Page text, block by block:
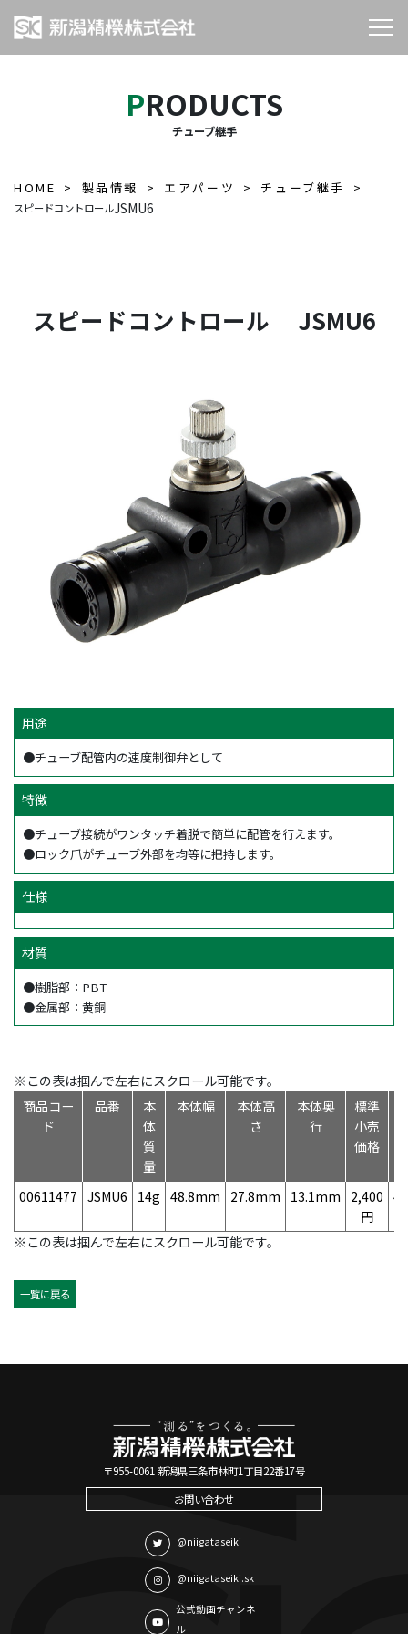
PRODUCTS
チューブ継手
HOME 製品情報 エアパーツ チューブ継手
スピードコントロールJSMU6
スピードコントロール JSMU6
用途
●チューブ配管内の速度制御弁として
特徴
●チューブ接続がワンタッチ着脱で簡単に配管を行えます。
●ロック爪がチューブ外部を均等に把持します。
仕様
材質
●樹脂部：PBT
●金属部：黄銅
※この表は掴んで左右にスクロール可能です。
商品コー
ド
品番
本
体
質
量
本体幅
本体高
さ
本体奥
行
標準
小売
価格
00611477 JSMU6 14g 48.8mm 27.8mm 13.1mm
2,400
円
※この表は掴んで左右にスクロール可能です。
一覧に戻る
〒955-0061 新潟県三条市林町1丁目22番17号
お問い合わせ
@niigataseiki
@niigataseiki.sk
公式動画チャンネ
ル